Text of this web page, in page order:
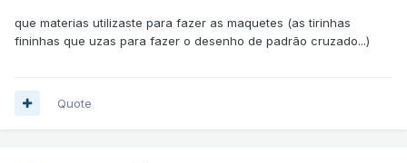
que materias utilizaste para fazer as maquetes (as tirinhas
fininhas que uzas para fazer o desenho de padrão cruzado...)
Quote